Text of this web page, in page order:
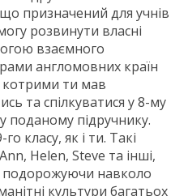
призначений для учнів
розвинути власні
взаємного
англомовних країн
котрими ти мав
та спілкуватися у 8-му
поданому підручнику.
класу, як і ти. Такі
Helen, Steve та інші,
подорожуючи навколо
культури багатьох